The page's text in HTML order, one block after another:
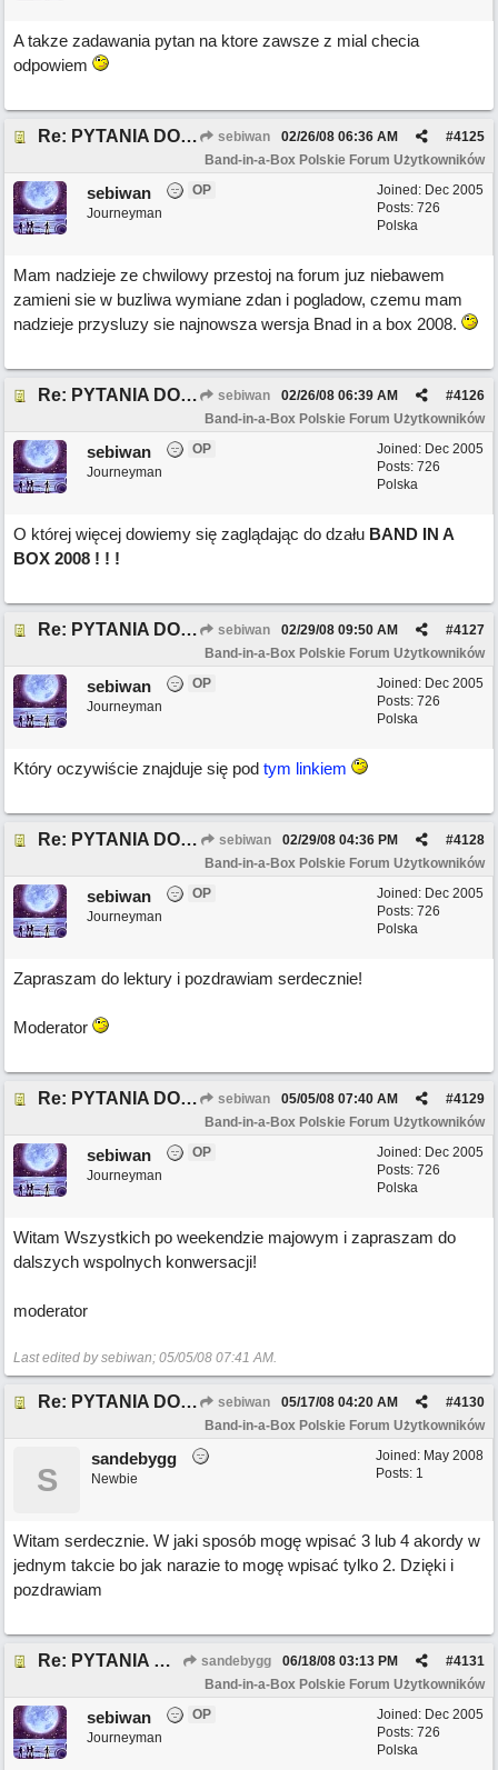
A takze zadawania pytan na ktore zawsze z mial checia
odpowiem
Re: PYTANIA DO MODERATORA sebiwan #4125
02/26/08 06:36 AM
Band-in-a-Box Polskie Forum Użytkowników
Joined: Dec 2005
Posts: 726
Polska
sebiwan
OP
Journeyman
Mam nadzieje ze chwilowy przestoj na forum juz niebawem
zamieni sie w buzliwa wymiane zdan i pogladow, czemu mam
nadzieje przysluzy sie najnowsza wersja Bnad in a box 2008.
Re: PYTANIA DO MODERATORA sebiwan #4126
02/26/08 06:39 AM
Band-in-a-Box Polskie Forum Użytkowników
Joined: Dec 2005
Posts: 726
Polska
sebiwan
OP
Journeyman
O której więcej dowiemy się zaglądając do dzału BAND IN A
BOX 2008 ! ! !
Re: PYTANIA DO MODERATORA sebiwan #4127
02/29/08 09:50 AM
Band-in-a-Box Polskie Forum Użytkowników
Joined: Dec 2005
Posts: 726
Polska
sebiwan
OP
Journeyman
Który oczywiście znajduje się pod tym linkiem
Re: PYTANIA DO MODERATORA sebiwan #4128
02/29/08 04:36 PM
Band-in-a-Box Polskie Forum Użytkowników
Joined: Dec 2005
Posts: 726
Polska
sebiwan
OP
Journeyman
Zapraszam do lektury i pozdrawiam serdecznie!
Moderator
Re: PYTANIA DO MODERATORA sebiwan #4129
05/05/08 07:40 AM
Band-in-a-Box Polskie Forum Użytkowników
Joined: Dec 2005
Posts: 726
Polska
sebiwan
OP
Journeyman
Witam Wszystkich po weekendzie majowym i zapraszam do
dalszych wspolnych konwersacji!
moderator
Last edited by sebiwan; 05/05/08 07:41 AM.
Re: PYTANIA DO MODERATORA sebiwan #4130
05/17/08 04:20 AM
Band-in-a-Box Polskie Forum Użytkowników
Joined: May 2008
Posts: 1
S
sandebygg
Newbie
Witam serdecznie. W jaki sposób mogę wpisać 3 lub 4 akordy w
jednym takcie bo jak narazie to mogę wpisać tylko 2. Dzięki i
pozdrawiam
Re: PYTANIA DO MODERATORA sandebygg #4131
06/18/08 03:13 PM
Band-in-a-Box Polskie Forum Użytkowników
Joined: Dec 2005
Posts: 726
Polska
sebiwan
OP
Journeyman